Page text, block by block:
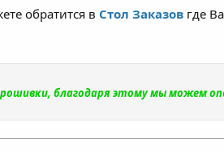
обратится в Стол Заказов где
благодаря этому мы можем